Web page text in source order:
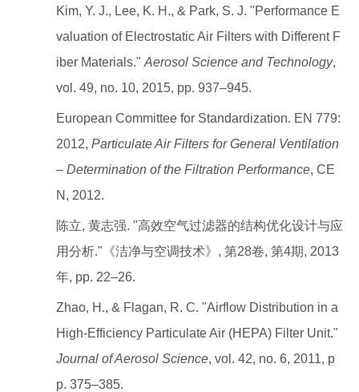
Kim, Y. J., Lee, K. H., & Park, S. J. "Performance E
valuation of Electrostatic Air Filters with Different F
iber Materials." Aerosol Science and Technology,
vol. 49, no. 10, 2015, pp. 937–945.
European Committee for Standardization. EN 779:
2012, Particulate Air Filters for General Ventilation
– Determination of the Filtration Performance, CE
N, 2012.
陈立, 黄志强. "高效空气过滤器的结构优化设计与应
用分析."《洁净与空调技术》, 第28卷, 第4期, 2013
年, pp. 22–26.
Zhao, H., & Flagan, R. C. "Airflow Distribution in a
High-Efficiency Particulate Air (HEPA) Filter Unit."
Journal of Aerosol Science, vol. 42, no. 6, 2011, p
p. 375–385.